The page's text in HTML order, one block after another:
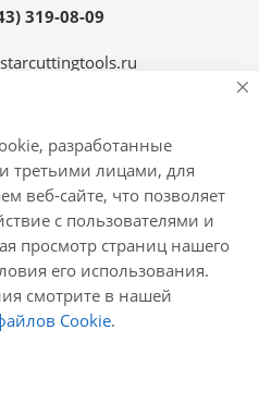
319-08-09
Фурманова 109, офис 604
Corp. - интернет-
инструмента
разработанные
третьими лицами, для
веб-сайте, что позволяет
с пользователями и
просмотр страниц нашего
его использования.
смотрите в нашей
Cookie.